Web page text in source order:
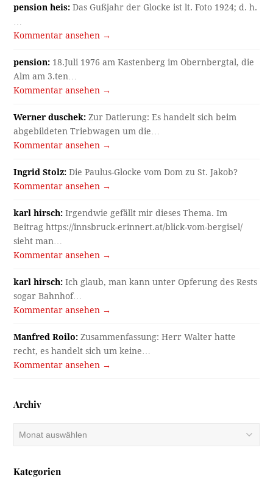
pension heis: Das Gußjahr der Glocke ist lt. Foto 1924; d. h.
Kommentar ansehen →
pension: 18.Juli 1976 am Kastenberg im Obernbergtal, die
Alm am 3.ten…
Kommentar ansehen →
Werner duschek: Zur Datierung: Es handelt sich beim
abgebildeten Triebwagen um die…
Kommentar ansehen →
Ingrid Stolz: Die Paulus-Glocke vom Dom zu St. Jakob?
Kommentar ansehen →
karl hirsch: Irgendwie gefällt mir dieses Thema. Im
Beitrag https://innsbruck-erinnert.at/blick-vom-bergisel/
sieht man…
Kommentar ansehen →
karl hirsch: Ich glaub, man kann unter Opferung des Rests
sogar Bahnhof…
Kommentar ansehen →
Manfred Roilo: Zusammenfassung: Herr Walter hatte
recht, es handelt sich um keine…
Kommentar ansehen →
Archiv
Kategorien